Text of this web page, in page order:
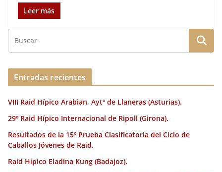
c
e
b
o
o
k
it
te
r
l e
dI
l re
st
p
a
ir
Leer más
Entradas recientes
VIII Raid Hípico Arabian, Aytº de Llaneras (Asturias).
29º Raid Hípico Internacional de Ripoll (Girona).
Resultados de la 15º Prueba Clasificatoria del Ciclo de
Caballos Jóvenes de Raid.
Raid Hípico Eladina Kung (Badajoz).